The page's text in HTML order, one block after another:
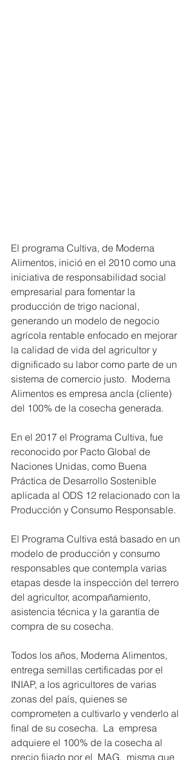
El programa Cultiva, de Moderna
Alimentos, inició en el 2010 como una
iniciativa de responsabilidad social
empresarial para fomentar la
producción de trigo nacional,
generando un modelo de negocio
agrícola rentable enfocado en mejorar
la calidad de vida del agricultor y
dignificado su labor como parte de un
sistema de comercio justo.  Moderna
Alimentos es empresa ancla (cliente)
del 100% de la cosecha generada.
En el 2017 el Programa Cultiva, fue
reconocido por Pacto Global de
Naciones Unidas, como Buena
Práctica de Desarrollo Sostenible
aplicada al ODS 12 relacionado con la
Producción y Consumo Responsable.
El Programa Cultiva está basado en un
modelo de producción y consumo
responsables que contempla varias
etapas desde la inspección del terrero
del agricultor, acompañamiento,
asistencia técnica y la garantía de
compra de su cosecha.
Todos los años, Moderna Alimentos,
entrega semillas certificadas por el
INIAP, a los agricultores de varias
zonas del país, quienes se
comprometen a cultivarlo y venderlo al
final de su cosecha.  La  empresa
adquiere el 100% de la cosecha al
precio fijado por el  MAG,  misma que